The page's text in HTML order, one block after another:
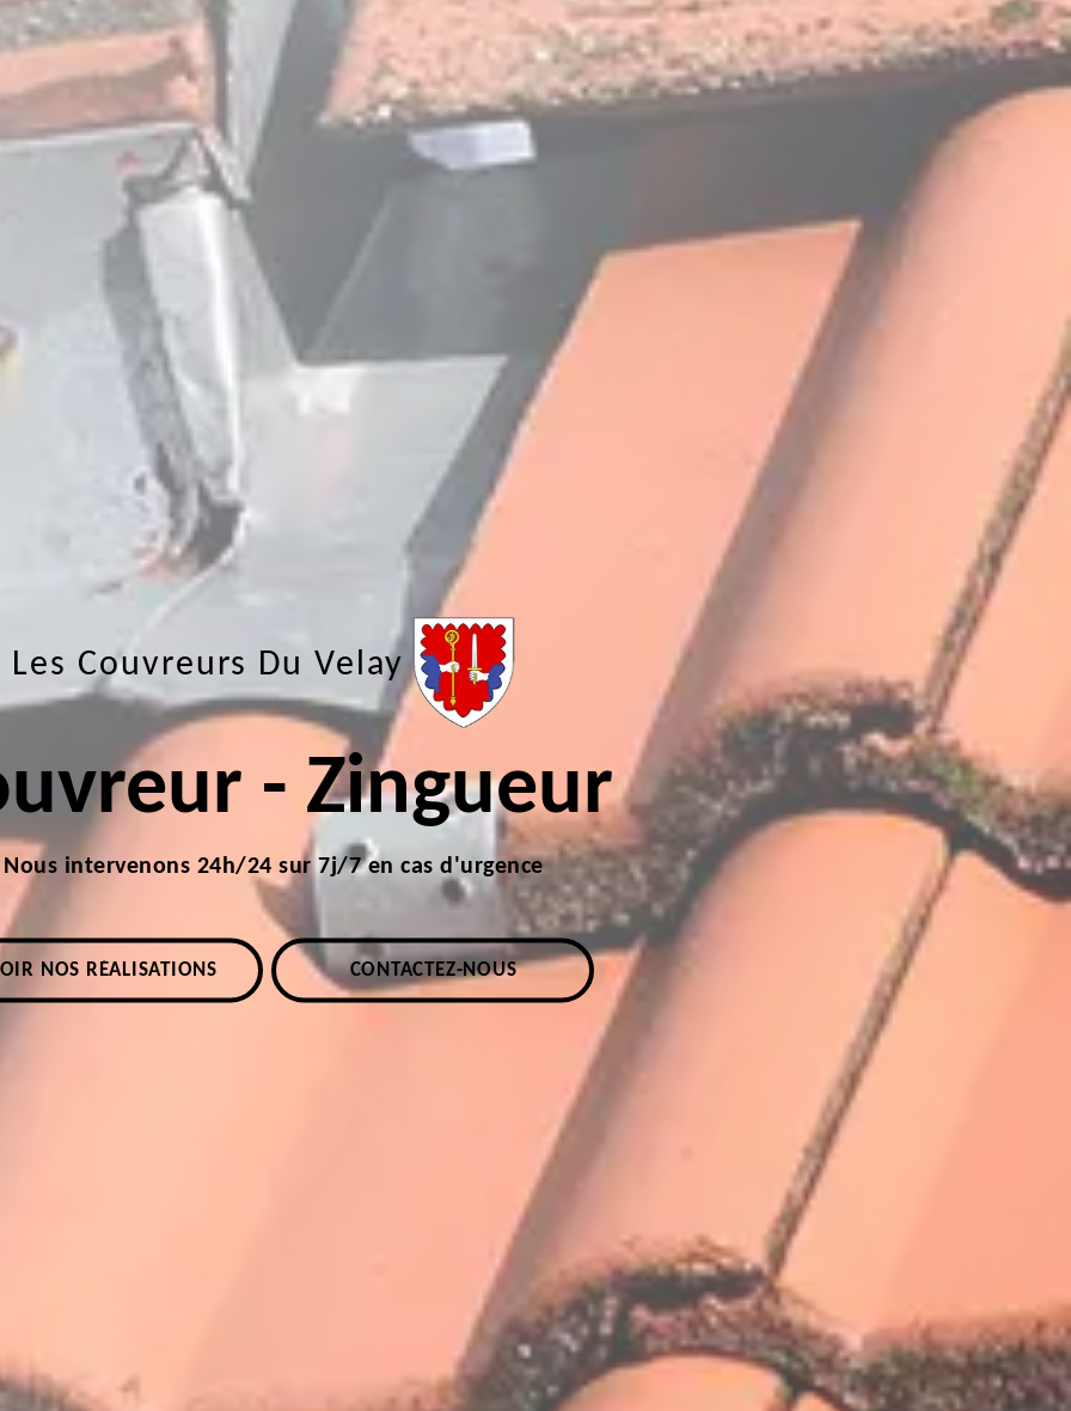
Les Couvreurs Du Velay
- Zingueur
Nous intervenons 24h/24 sur 7j/7 en cas d'urgence
NOS RÉALISATIONS CONTACTEZ-NOUS